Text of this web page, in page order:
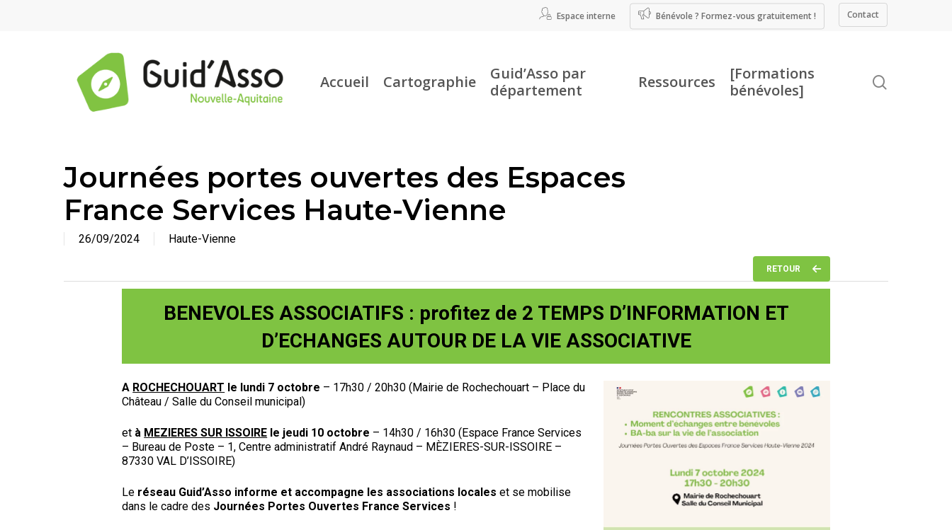
Espace interne Bénévole ? Formez-vous gratuitement ! Contact
Accueil Cartographie
Guid’Asso par
département
Ressources
[Formations
bénévoles]
Journées portes ouvertes des Espaces
France Services Haute-Vienne
26/09/2024 Haute-Vienne
RETOUR
BENEVOLES ASSOCIATIFS : profitez de 2 TEMPS D’INFORMATION ET
D’ECHANGES AUTOUR DE LA VIE ASSOCIATIVE
A ROCHECHOUART le lundi 7 octobre – 17h30 / 20h30 (Mairie de Rochechouart – Place du
Château / Salle du Conseil municipal)
et à MEZIERES SUR ISSOIRE le jeudi 10 octobre – 14h30 / 16h30 (Espace France Services
– Bureau de Poste – 1, Centre administratif André Raynaud – MÈZIERES-SUR-ISSOIRE –
87330 VAL D’ISSOIRE)
Le réseau Guid’Asso informe et accompagne les associations locales et se mobilise
dans le cadre des Journées Portes Ouvertes France Services !